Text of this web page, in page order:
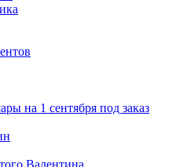
на 1 сентября под заказ
Валентина